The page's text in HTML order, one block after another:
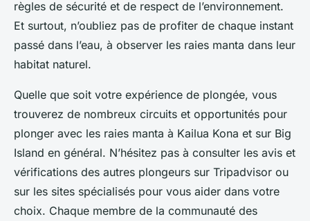
règles de sécurité et de respect de l’environnement.
Et surtout, n’oubliez pas de profiter de chaque instant
passé dans l’eau, à observer les raies manta dans leur
habitat naturel.
Quelle que soit votre expérience de plongée, vous
trouverez de nombreux circuits et opportunités pour
plonger avec les raies manta à Kailua Kona et sur Big
Island en général. N’hésitez pas à consulter les avis et
vérifications des autres plongeurs sur Tripadvisor ou
sur les sites spécialisés pour vous aider dans votre
choix. Chaque membre de la communauté des